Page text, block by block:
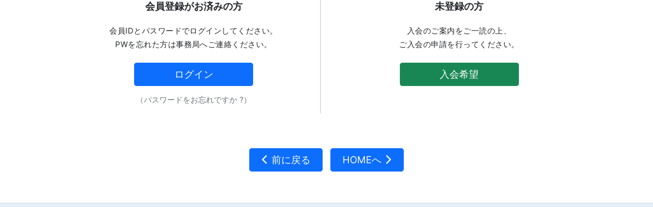
会員登録がお済みの方
会員IDとパスワードでログインしてください。
PWを忘れた方は事務局へご連絡ください。
ログイン
（パスワードをお忘れですか ?）
未登録の方
入会のご案内をご一読の上、
ご入会の申請を行ってください。
入会希望
前に戻る HOMEへ